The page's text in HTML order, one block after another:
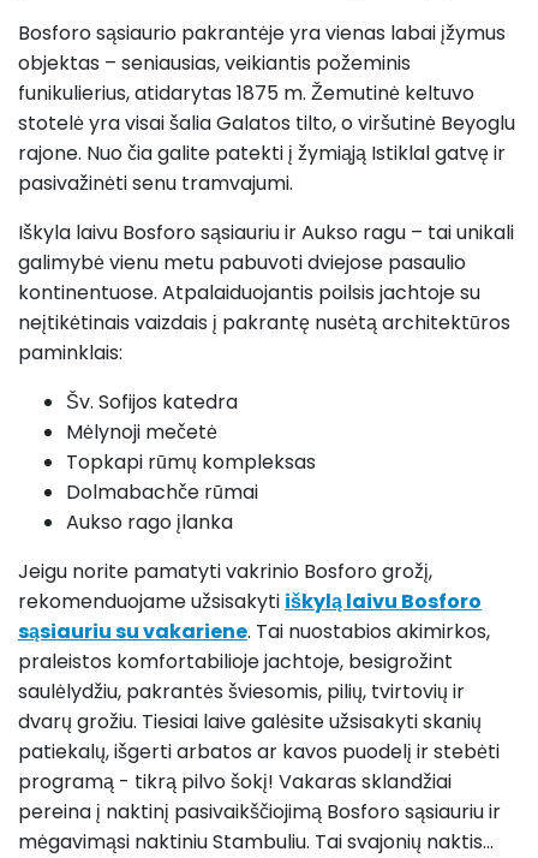
Bosforo sąsiaurio pakrantėje yra vienas labai įžymus
objektas – seniausias, veikiantis požeminis
funikulierius, atidarytas 1875 m. Žemutinė keltuvo
stotelė yra visai šalia Galatos tilto, o viršutinė Beyoglu
rajone. Nuo čia galite patekti į žymiąją Istiklal gatvę ir
pasivažinėti senu tramvajumi.
Iškyla laivu Bosforo sąsiauriu ir Aukso ragu – tai unikali
galimybė vienu metu pabuvoti dviejose pasaulio
kontinentuose. Atpalaiduojantis poilsis jachtoje su
neįtikėtinais vaizdais į pakrantę nusėtą architektūros
paminklais:
Šv. Sofijos katedra
Mėlynoji mečetė
Topkapi rūmų kompleksas
Dolmabachče rūmai
Aukso rago įlanka
Jeigu norite pamatyti vakrinio Bosforo grožį,
rekomenduojame užsisakyti iškylą laivu Bosforo
sąsiauriu su vakariene. Tai nuostabios akimirkos,
praleistos komfortabilioje jachtoje, besigrožint
saulėlydžiu, pakrantės šviesomis, pilių, tvirtovių ir
dvarų grožiu. Tiesiai laive galėsite užsisakyti skanių
patiekalų, išgerti arbatos ar kavos puodelį ir stebėti
programą - tikrą pilvo šokį! Vakaras sklandžiai
pereina į naktinį pasivaikščiojimą Bosforo sąsiauriu ir
mėgavimąsi naktiniu Stambuliu. Tai svajonių naktis...